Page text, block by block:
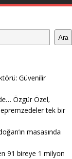
Ara
Güvenilir
Özgür Özel,
tek bir
masasında
91 bireye 1 milyon